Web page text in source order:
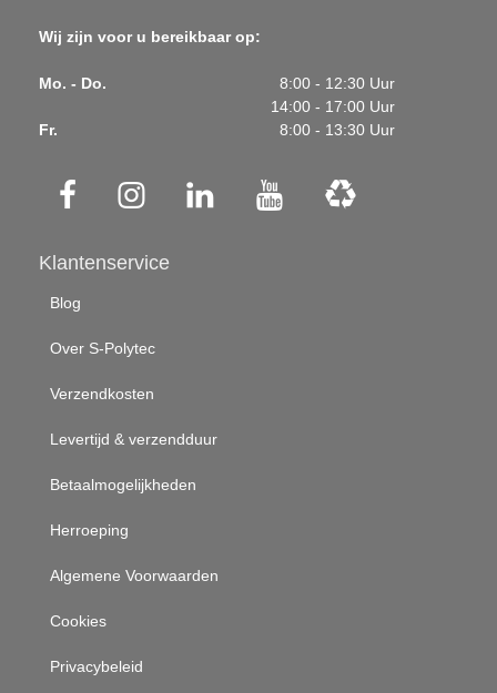
Wij zijn voor u bereikbaar op:
Mo. - Do.
8:00 - 12:30 Uur
14:00 - 17:00 Uur
Fr.
8:00 - 13:30 Uur
Klantenservice
Blog
Over S-Polytec
Verzendkosten
Levertijd & verzendduur
Betaalmogelijkheden
Herroeping
Algemene Voorwaarden
Cookies
Privacybeleid